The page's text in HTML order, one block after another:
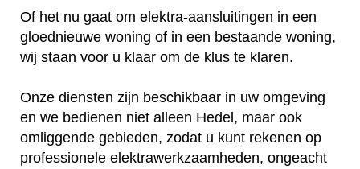
Of het nu gaat om elektra-aansluitingen in een
gloednieuwe woning of in een bestaande woning,
wij staan voor u klaar om de klus te klaren.
Onze diensten zijn beschikbaar in uw omgeving
en we bedienen niet alleen Hedel, maar ook
omliggende gebieden, zodat u kunt rekenen op
professionele elektrawerkzaamheden, ongeacht